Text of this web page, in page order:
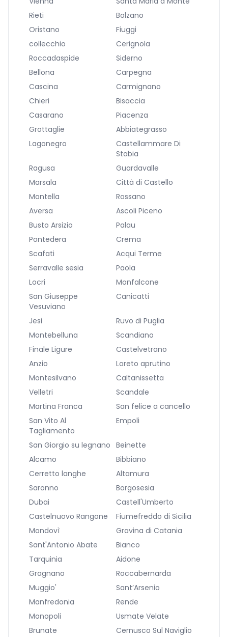
Rieti
Bolzano
Oristano
Fiuggi
collecchio
Cerignola
Roccadaspide
Siderno
Bellona
Carpegna
Cascina
Carmignano
Chieri
Bisaccia
Casarano
Piacenza
Grottaglie
Abbiategrasso
Lagonegro
Castellammare Di
Stabia
Ragusa
Guardavalle
Marsala
Città di Castello
Montella
Rossano
Aversa
Ascoli Piceno
Busto Arsizio
Palau
Pontedera
Crema
Scafati
Acqui Terme
Serravalle sesia
Paola
Locri
Monfalcone
San Giuseppe
Vesuviano
Canicatti
Jesi
Ruvo di Puglia
Montebelluna
Scandiano
Finale Ligure
Castelvetrano
Anzio
Loreto aprutino
Montesilvano
Caltanissetta
Velletri
Scandale
Martina Franca
San felice a cancello
San Vito Al
Tagliamento
Empoli
San Giorgio su legnano Beinette
Alcamo
Bibbiano
Cerretto langhe
Altamura
Saronno
Borgosesia
Dubai
Castell'Umberto
Castelnuovo Rangone
Fiumefreddo di Sicilia
Mondovì
Gravina di Catania
Sant'Antonio Abate
Bianco
Tarquinia
Aidone
Gragnano
Roccabernarda
Muggio'
Sant’Arsenio
Manfredonia
Rende
Monopoli
Usmate Velate
Brunate
Cernusco Sul Naviglio